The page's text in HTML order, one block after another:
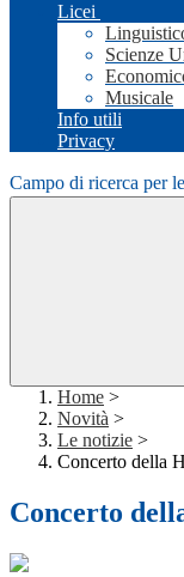
Licei
Scienze
Musicale
Info utili
Privacy
Campo di ricerca per
Home >
Novità >
Le notizie >
Concerto della
Concerto